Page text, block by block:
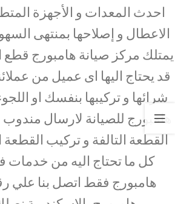
احدث المعدات و الأجهزة
الاعطال و إصلاحها بمنتهى
يمتلك مركز صيانة هامبورج قطع
قد يحتاج اليها اى عميل من
شرائها و تركيبها بنفسك او
هامبورج للصيانة لارسال مندوب
القطعة التالفة و تركيب
كل ما تحتاج اليه من خدمات
هامبورج فقط اتصل بنا علي